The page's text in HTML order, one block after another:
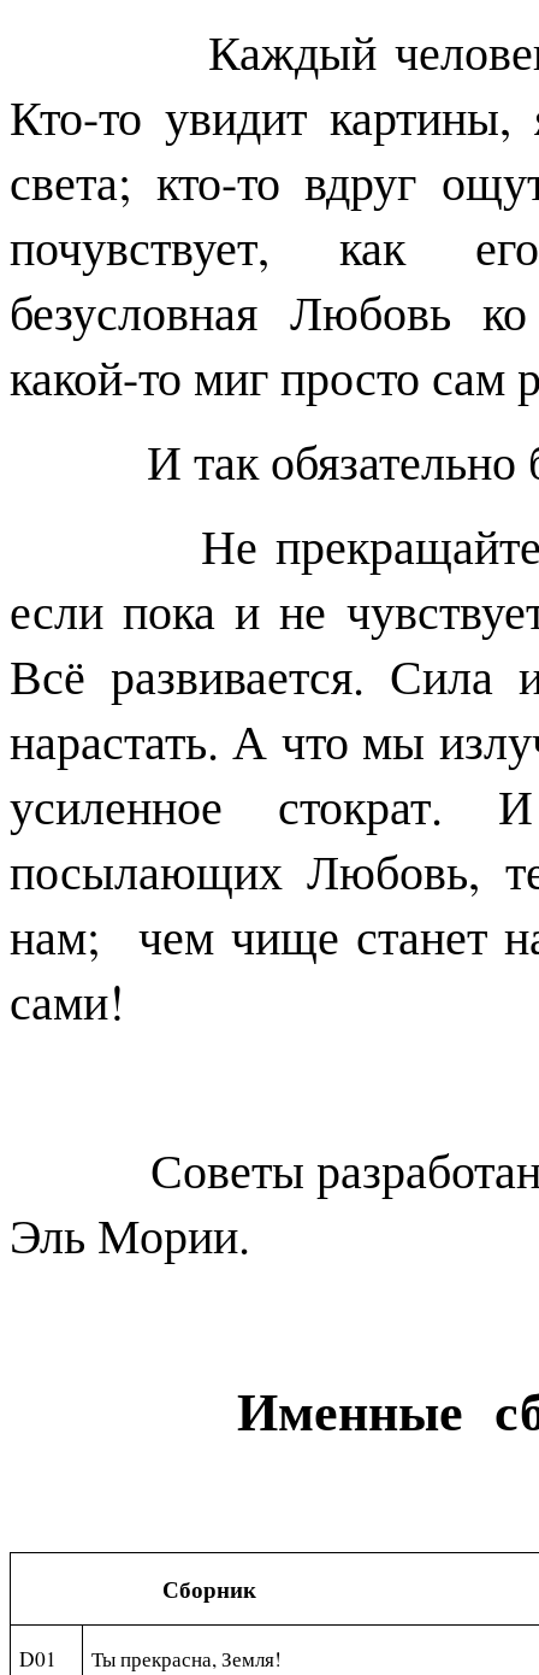
Каждый человек
Кто-то увидит картины,
света; кто-то вдруг
почувствует, как
безусловная Любовь
какой-то миг просто сам
И так обязательно
Не прекращайте
если пока и не
Всё развивается.
нарастать. А что мы
усиленное
посылающих Любовь,
нам; чем чище станет
сами!
Советы разработаны
Эль Мории.
Именные
Сборник
D01 Ты прекрасна, Земля!